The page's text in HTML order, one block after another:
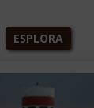
ESPLORA